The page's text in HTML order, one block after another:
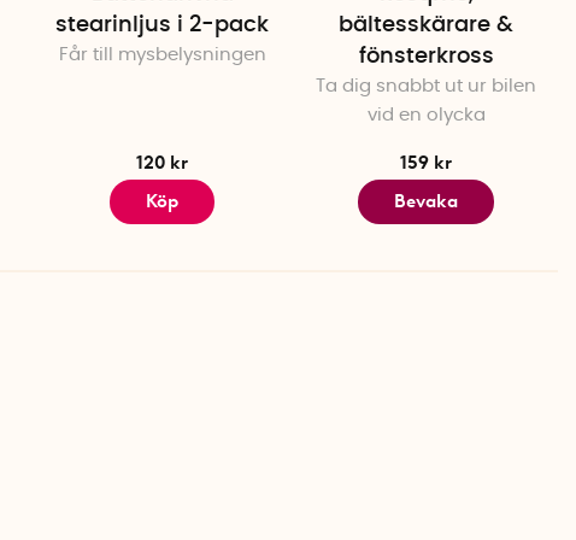
stearinljus i 2-pack
Får till mysbelysningen
120 kr
Köp
bältesskärare &
fönsterkross
Ta dig snabbt ut ur bilen
vid en olycka
159 kr
Bevaka